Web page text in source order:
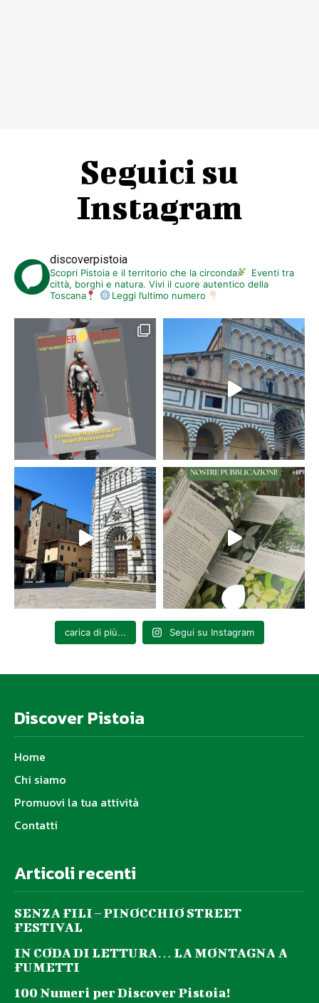
Seguici su
Instagram
discoverpistoia
Scopri Pistoia e il territorio che la circonda
Eventi tra
città, borghi e natura. Vivi il cuore autentico della
Toscana
Leggi l’ultimo numero
carica di più... Segui su Instagram
Discover Pistoia
Home
Chi siamo
Promuovi la tua attività
Contatti
Articoli recenti
SENZA FILI – PINOCCHIO STREET
FESTIVAL
IN CODA DI LETTURA… LA MONTAGNA A
FUMETTI
100 Numeri per Discover Pistoia!